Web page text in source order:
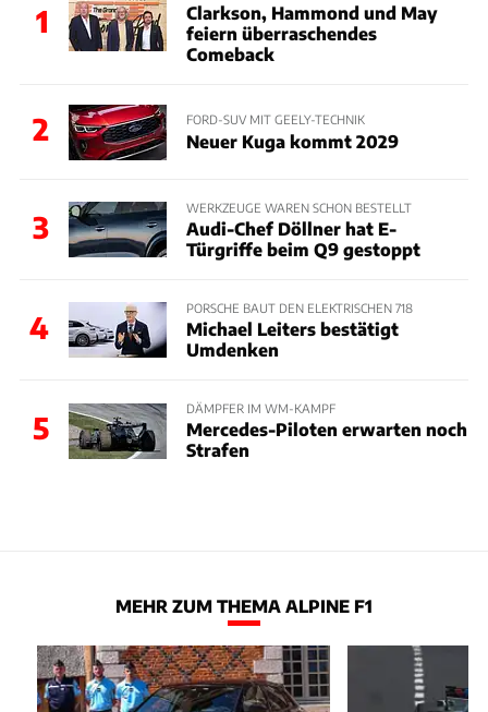
1
Clarkson, Hammond und May
feiern überraschendes
Comeback
2 FORD-SUV MIT GEELY-TECHNIK
Neuer Kuga kommt 2029
3
WERKZEUGE WAREN SCHON BESTELLT
Audi-Chef Döllner hat E-
Türgriffe beim Q9 gestoppt
4
PORSCHE BAUT DEN ELEKTRISCHEN 718
Michael Leiters bestätigt
Umdenken
5
DÄMPFER IM WM-KAMPF
Mercedes-Piloten erwarten noch
Strafen
MEHR ZUM THEMA ALPINE F1